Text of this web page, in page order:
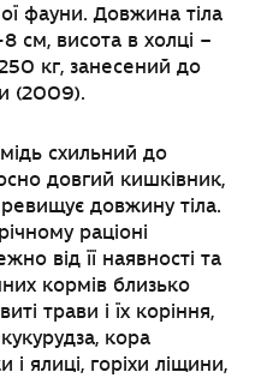
фауни. Довжина тіла
см, висота в холці –
кг, занесений до
(2009).
схильний до
довгий кишківник,
довжину тіла.
раціоні
від її наявності та
кормів близько
трави і їх коріння,
кора
ялиці, горіхи ліщини,